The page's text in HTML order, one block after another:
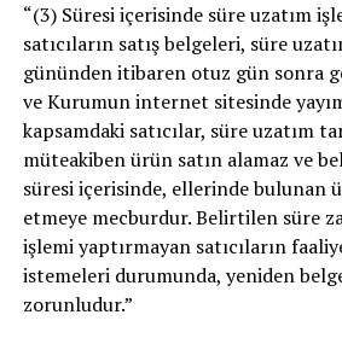
“(3) Süresi içerisinde süre uzatım
satıcıların satış belgeleri, süre
gününden itibaren otuz gün sonra
ve Kurumun internet sitesinde
kapsamdaki satıcılar, süre uzatım
müteakiben ürün satın alamaz ve
süresi içerisinde, ellerinde bulunan
etmeye mecburdur. Belirtilen süre
işlemi yaptırmayan satıcıların
istemeleri durumunda, yeniden
zorunludur.”